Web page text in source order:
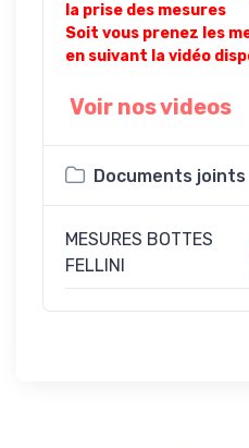
la prise des mesures
Soit vous prenez les
en suivant la vidéo
Voir nos videos
Documents joints
MESURES BOTTES
FELLINI